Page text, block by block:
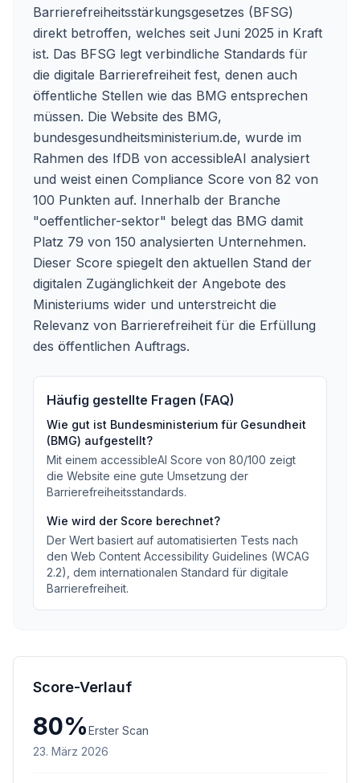
Barrierefreiheitsstärkungsgesetzes (BFSG)
direkt betroffen, welches seit Juni 2025 in Kraft
ist. Das BFSG legt verbindliche Standards für
die digitale Barrierefreiheit fest, denen auch
öffentliche Stellen wie das BMG entsprechen
müssen. Die Website des BMG,
bundesgesundheitsministerium.de, wurde im
Rahmen des IfDB von accessibleAI analysiert
und weist einen Compliance Score von 82 von
100 Punkten auf. Innerhalb der Branche
"oeffentlicher-sektor" belegt das BMG damit
Platz 79 von 150 analysierten Unternehmen.
Dieser Score spiegelt den aktuellen Stand der
digitalen Zugänglichkeit der Angebote des
Ministeriums wider und unterstreicht die
Relevanz von Barrierefreiheit für die Erfüllung
des öffentlichen Auftrags.
Häufig gestellte Fragen (FAQ)
Wie gut ist Bundesministerium für Gesundheit
(BMG) aufgestellt?
Mit einem accessibleAI Score von 80/100 zeigt
die Website eine gute Umsetzung der
Barrierefreiheitsstandards.
Wie wird der Score berechnet?
Der Wert basiert auf automatisierten Tests nach
den Web Content Accessibility Guidelines (WCAG
2.2), dem internationalen Standard für digitale
Barrierefreiheit.
Score-Verlauf
80%Erster Scan
23. März 2026